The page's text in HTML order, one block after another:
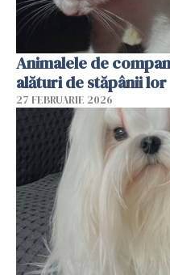
Animalele de
alături de stăpânii lor
27 FEBRUARIE 2026